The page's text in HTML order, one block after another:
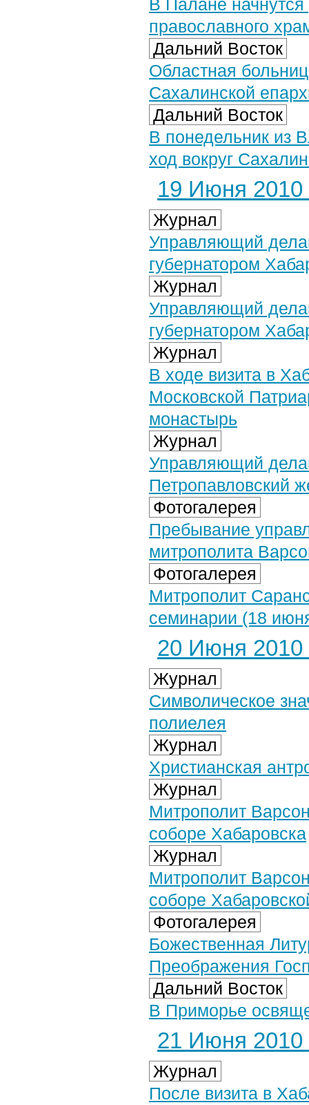
В Палане
православного
Дальний Восток
Областная
Сахалинской
Дальний Восток
В понедельник из
ход вокруг
19 Июня 2010
Журнал
Управляющий
губернатором
Журнал
Управляющий
губернатором
Журнал
В ходе визита в
Московской
монастырь
Журнал
Управляющий
Петропавловский
Фотогалерея
Пребывание
митрополита
Фотогалерея
Митрополит
семинарии (18
20 Июня 2010
Журнал
Символическое
полиелея
Журнал
Христианская
Журнал
Митрополит
соборе Хабаровска
Журнал
Митрополит
соборе
Фотогалерея
Божественная
Преображения
Дальний Восток
В Приморье
21 Июня 2010
Журнал
После визита в